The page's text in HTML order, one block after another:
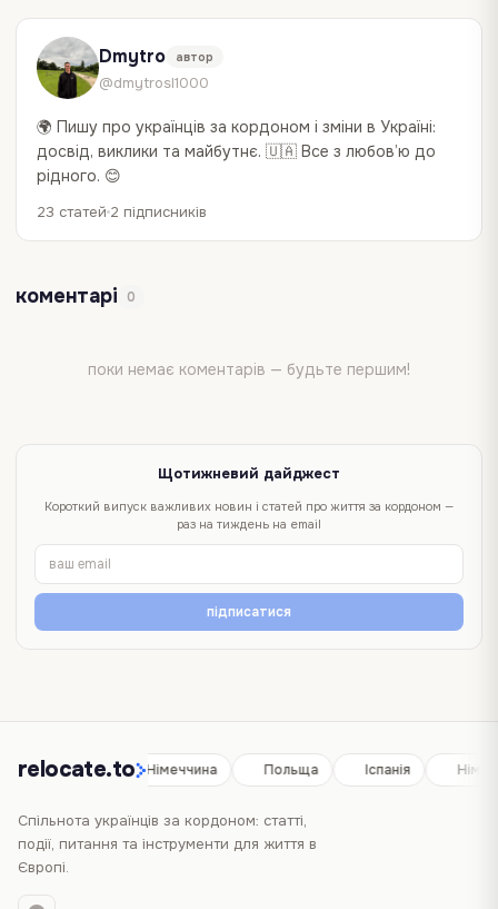
Dmytro автор
@dmytrosl1000
🌍 Пишу про українців за кордоном і зміни в Україні:
досвід, виклики та майбутнє. 🇺🇦 Все з любов’ю до
рідного. 😊
23 статей 2 підписників
коментарі 0
поки немає коментарів — будьте першим!
Щотижневий дайджест
Короткий випуск важливих новин і статей про життя за кордоном —
раз на тиждень на email
підписатися
relocate.to
Іспанія Німеччина Польща Іспанія
Спільнота українців за кордоном: статті,
події, питання та інструменти для життя в
Європі.